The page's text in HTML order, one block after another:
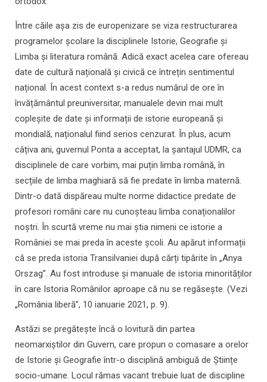
Între căile așa zis de europenizare se viza restructurarea
programelor școlare la disciplinele Istorie, Geografie și
Limba și literatura română. Adică exact acelea care ofereau
date de cultură națională și civică ce întrețin sentimentul
național. În acest context s-a redus numărul de ore în
învățământul preuniversitar, manualele devin mai mult
copleșite de date și informații de istorie europeană și
mondială, naționalul fiind serios cenzurat. În plus, acum
câțiva ani, guvernul Ponta a acceptat, la șantajul UDMR, ca
disciplinele de care vorbim, mai puțin limba română, în
secțiile de limba maghiară să fie predate în limba maternă.
Dintr-o dată dispăreau multe norme didactice predate de
profesori români care nu cunoșteau limba conaționalilor
noștri. În scurtă vreme nu mai știa nimeni ce istorie a
României se mai preda în aceste școli. Au apărut informații
că se preda istoria Transilvaniei după cărți tipărite în „Anya
Orszag”. Au fost introduse și manuale de istoria minorităților
în care Istoria Românilor aproape că nu se regăsește. (Vezi
„România liberă”, 10 ianuarie 2021, p. 9).
Astăzi se pregătește încă o lovitură din partea
neomarxiștilor din Guvern, care propun o comasare a orelor
de Istorie și Geografie într-o disciplină ambiguă de Științe
socio-umane. Locul rămas vacant trebuie luat de discipline